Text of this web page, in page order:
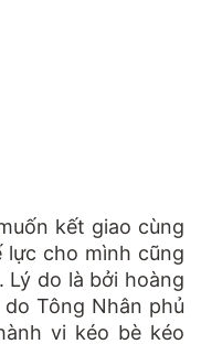
kết giao cùng
lực cho mình cũng
Lý do là bởi hoàng
Tông Nhân phủ
vi kéo bè kéo